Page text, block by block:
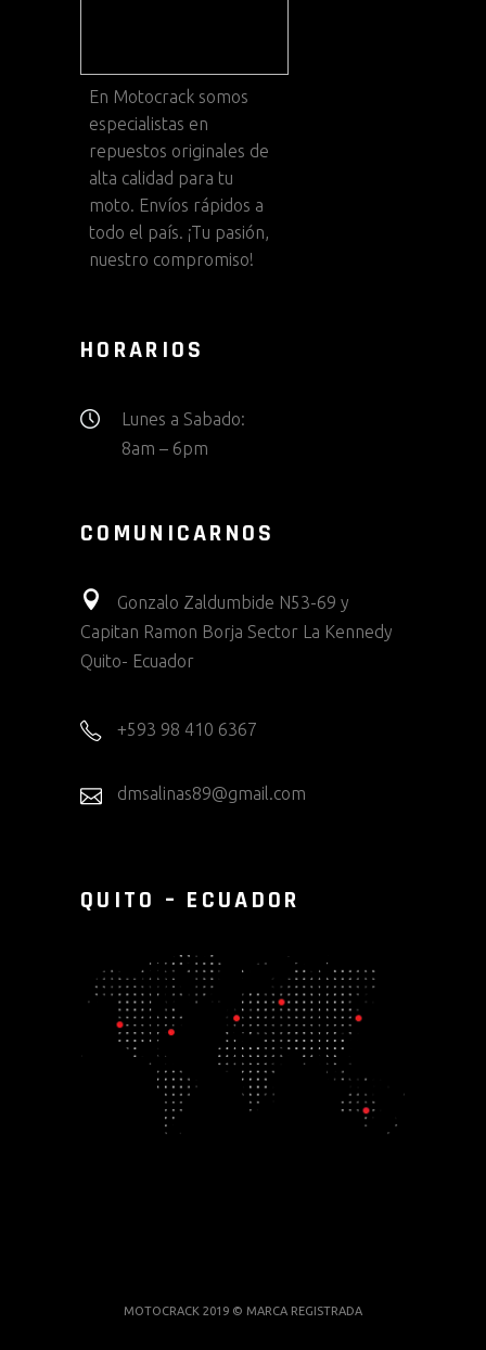
En Motocrack somos
especialistas en
repuestos originales de
alta calidad para tu
moto. Envíos rápidos a
todo el país. ¡Tu pasión,
nuestro compromiso!
HORARIOS
Lunes a Sabado:
8am – 6pm
COMUNICARNOS
Gonzalo Zaldumbide N53-69 y
Capitan Ramon Borja Sector La Kennedy
Quito- Ecuador
+593 98 410 6367
dmsalinas89@gmail.com
QUITO – ECUADOR
MOTOCRACK 2019 © MARCA REGISTRADA